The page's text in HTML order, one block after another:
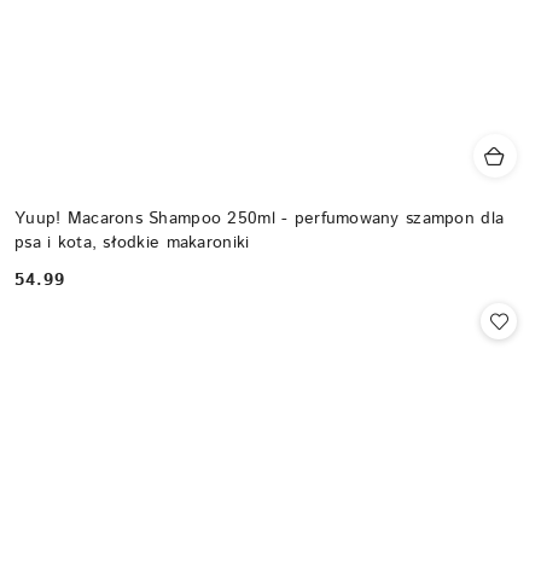
Yuup! Macarons Shampoo 250ml - perfumowany szampon dla
psa i kota, słodkie makaroniki
Cena:
54.99